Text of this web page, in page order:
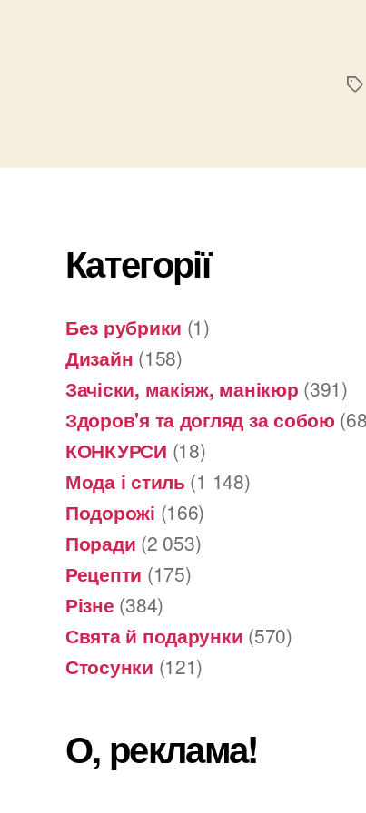
Категорії
Без рубрики (1)
Дизайн (158)
Зачіски, макіяж, манікюр (391)
Здоров'я та догляд за собою
КОНКУРСИ (18)
Мода і стиль (1 148)
Подорожі (166)
Поради (2 053)
Рецепти (175)
Різне (384)
Свята й подарунки (570)
Стосунки (121)
О, реклама!